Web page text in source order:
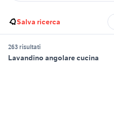
Salva ricerca
263 risultati
Lavandino angolare cucina